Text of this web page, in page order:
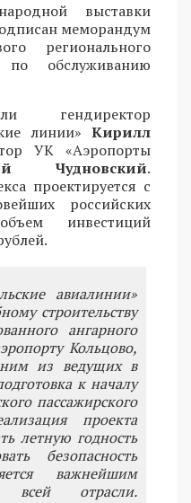
выставки
меморандум
регионального
по обслуживанию
гендиректор
линии» Кирилл
УК «Аэропорты
Чудновский.
проектируется с
российских
инвестиций
авиалинии»
строительству
ангарного
Кольцово,
из ведущих в
к началу
пассажирского
проекта
летную годность
безопасность
важнейшим
всей отрасли.